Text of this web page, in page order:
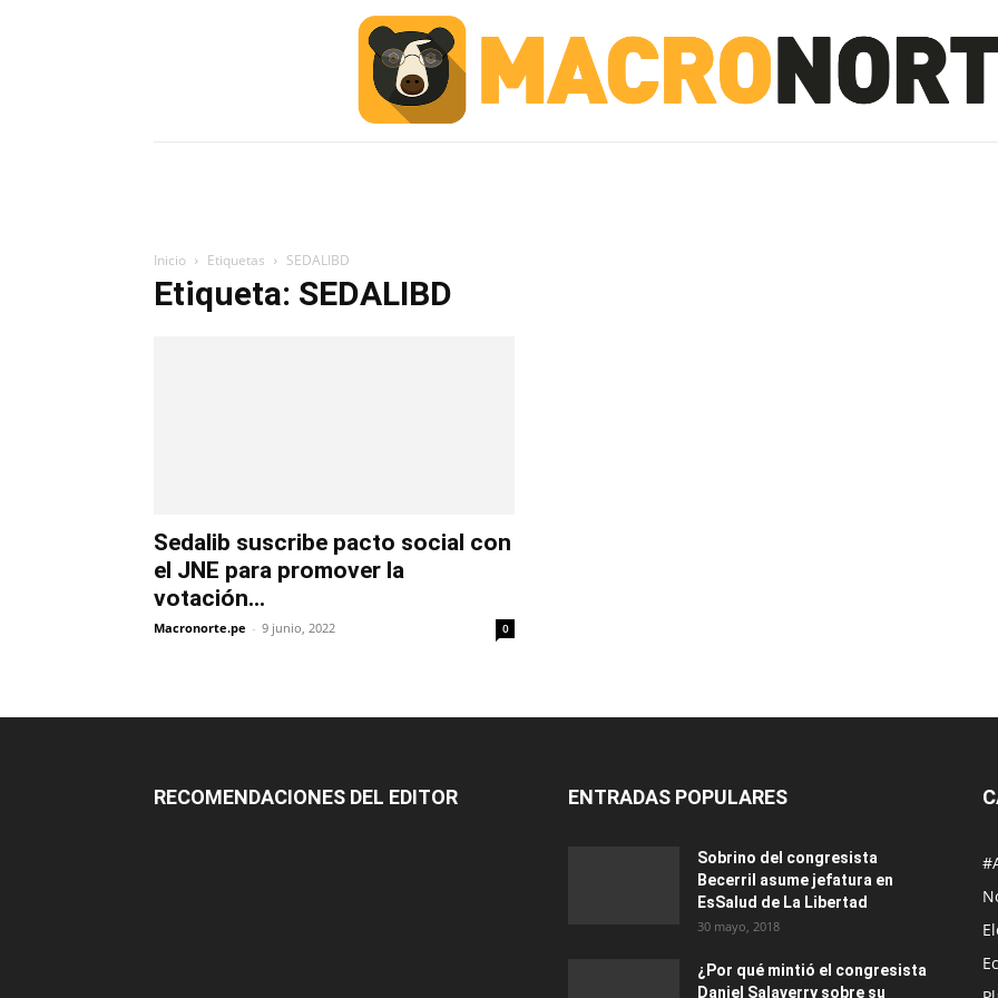
Inicio Etiquetas SEDALIBD
Etiqueta: SEDALIBD
Sedalib suscribe pacto social con
el JNE para promover la
votación...
Macronorte.pe - 9 junio, 2022 0
RECOMENDACIONES DEL EDITOR ENTRADAS POPULARES
Sobrino del congresista
Becerril asume jefatura en
EsSalud de La Libertad
30 mayo, 2018
¿Por qué mintió el congresista
Daniel Salaverry sobre su